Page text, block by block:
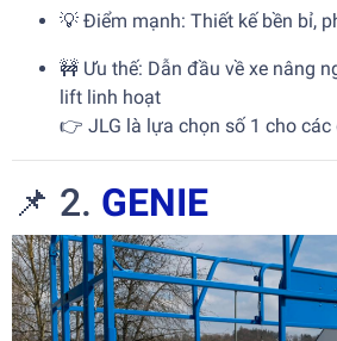
💡 Điểm mạnh: Thiết kế bền bỉ,
🚧 Ưu thế: Dẫn đầu về xe nâng
lift linh hoạt
👉 JLG là lựa chọn số 1 cho
📌 2. GENIE